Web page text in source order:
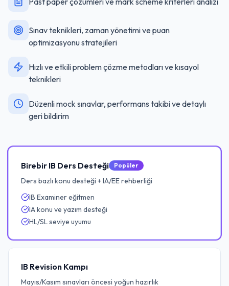
Sınav teknikleri, zaman yönetimi ve puan
optimizasyonu stratejileri
Hızlı ve etkili problem çözme metodları ve kısayol
teknikleri
Düzenli mock sınavlar, performans takibi ve detaylı
geri bildirim
Birebir IB Ders Desteği Popüler
Ders bazlı konu desteği + IA/EE rehberliği
IB Examiner eğitmen
IA konu ve yazım desteği
HL/SL seviye uyumu
IB Revision Kampı
Mayıs/Kasım sınavları öncesi yoğun hazırlık